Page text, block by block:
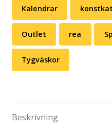
Kalendrar
Outlet rea
Tygväskor
Beskrivning